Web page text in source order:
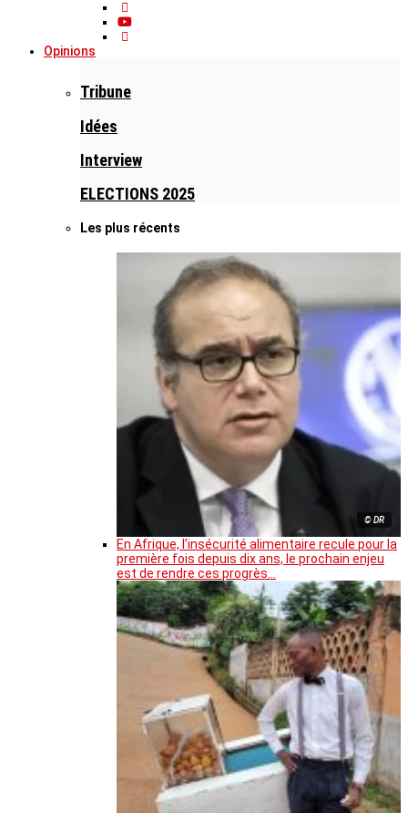
Opinions
Tribune
Idées
Interview
ELECTIONS 2025
Les plus récents
© DR
En Afrique, l’insécurité alimentaire recule pour la
première fois depuis dix ans, le prochain enjeu
est de rendre ces progrès…